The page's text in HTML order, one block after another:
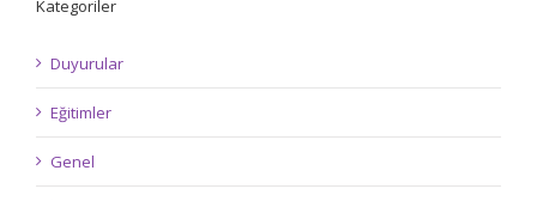
Kategoriler
Duyurular
Eğitimler
Genel